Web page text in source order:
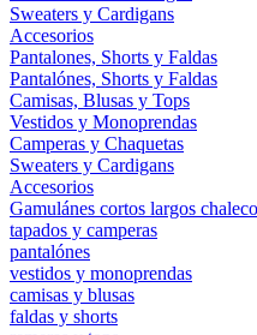
Sweaters y Cardigans
Accesorios
Pantalones, Shorts y Faldas
Pantalónes, Shorts y Faldas
Camisas, Blusas y Tops
Vestidos y Monoprendas
Camperas y Chaquetas
Sweaters y Cardigans
Accesorios
Gamulánes cortos largos
tapados y camperas
pantalónes
vestidos y monoprendas
camisas y blusas
faldas y shorts